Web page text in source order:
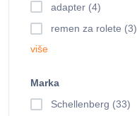
adapter (4)
remen za rolete (3)
više
Marka
Schellenberg (33)